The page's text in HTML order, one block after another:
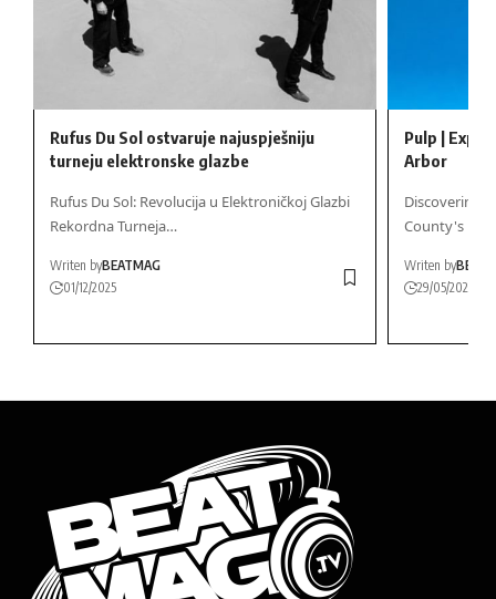
Rufus Du Sol ostvaruje najuspješniju
turneju elektronske glazbe
Rufus Du Sol: Revolucija u Elektroničkoj Glazbi
Rekordna Turneja…
Writen byBEATMAG
01/12/2025
Pulp |
Arbor
Discovering
County's
Writen by
29/05/2026